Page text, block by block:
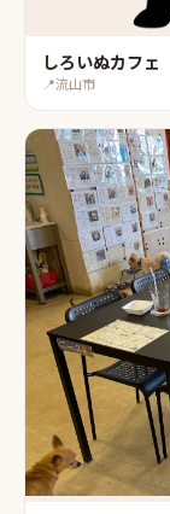
しろいぬカフェ
📍流山市